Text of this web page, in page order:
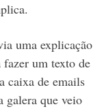
uma explicação
um texto de
caixa de emails
galera que veio